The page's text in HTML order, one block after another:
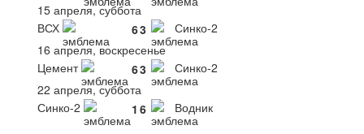
15 апреля, суббота
ВСХ
63
Синко-2
16 апреля, воскресенье
Цемент
63
Синко-2
22 апреля, суббота
Синко-2
1 6 Водник